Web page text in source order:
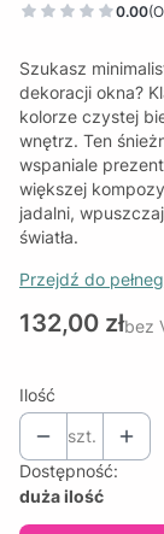
0.00
Szukasz
dekoracji okna?
kolorze czystej
wnętrz. Ten
wspaniale
większej
jadalni,
światła.
Przejdź do
Cena
132,00 złbez
Ilość
szt.
Dostępność:
duża ilość